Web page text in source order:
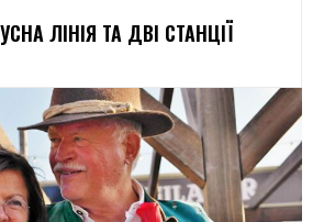
ЛІНІЯ ТА ДВІ СТАНЦІЇ